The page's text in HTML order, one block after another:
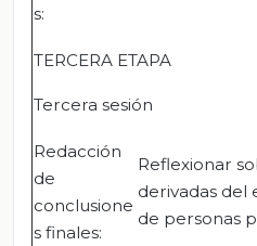
s:
TERCERA ETAPA
Tercera sesión
Redacción
de
conclusione
s finales:
Reflexionar
derivadas del
de personas